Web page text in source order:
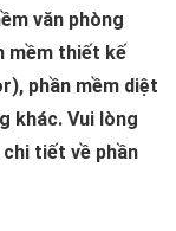
văn phòng
mềm thiết kế
phần mềm diệt
khác. Vui lòng
tiết về phần